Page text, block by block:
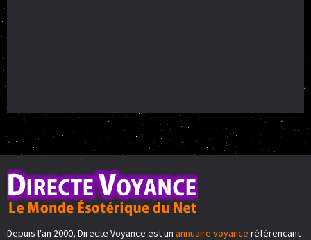
Depuis l'an 2000, Directe Voyance est un annuaire voyance référencant